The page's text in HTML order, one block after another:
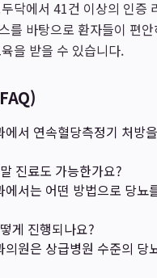
닥에서 41건 이상의 인증
를 바탕으로 환자들이 편
을 받을 수 있습니다.
에서 연속혈당측정기 처방
진료도 가능한가요?
에서는 어떤 방법으로 당뇨
게 진행되나요?
의원은 상급병원 수준의 당